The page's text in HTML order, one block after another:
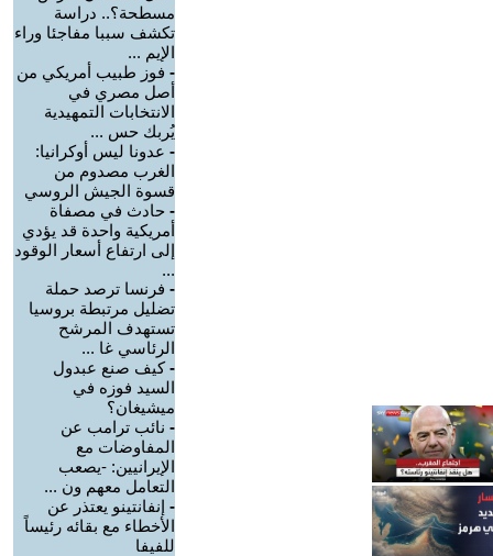
مسطحة؟.. دراسة
تكشف سببا مفاجئا وراء
الإيم ...
- فوز طبيب أمريكي من
أصل مصري في
الانتخابات التمهيدية
يُربك حس ...
- عدونا ليس أوكرانيا:
الغرب مصدوم من
قسوة الجيش الروسي
- حادث في مصفاة
أمريكية واحدة قد يؤدي
إلى ارتفاع أسعار الوقود
...
- فرنسا ترصد حملة
تضليل مرتبطة بروسيا
تستهدف المرشح
الرئاسي غا ...
-كيف صنع عبدول
السيد فوزه في
ميشيغان؟
- نائب ترامب عن
المفاوضات مع
الإيرانيين: -يصعب
التعامل معهم ون ...
- إنفانتينو يعتذر عن
الأخطاء مع بقائه رئيساً
للفيفا